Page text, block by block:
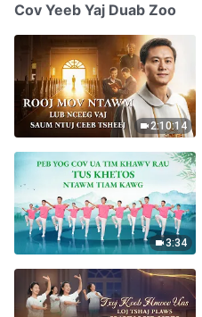
Cov Yeeb Yaj Duab Zoo
2:10:14
3:34